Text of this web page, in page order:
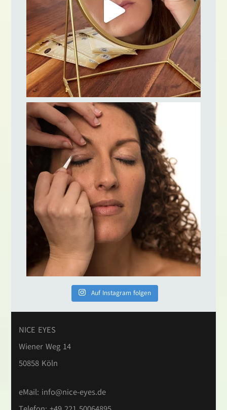
Auf Instagram folgen
NICE EYES
Wiener Weg 14
50858 Köln
eMail: info@nice-eyes.de